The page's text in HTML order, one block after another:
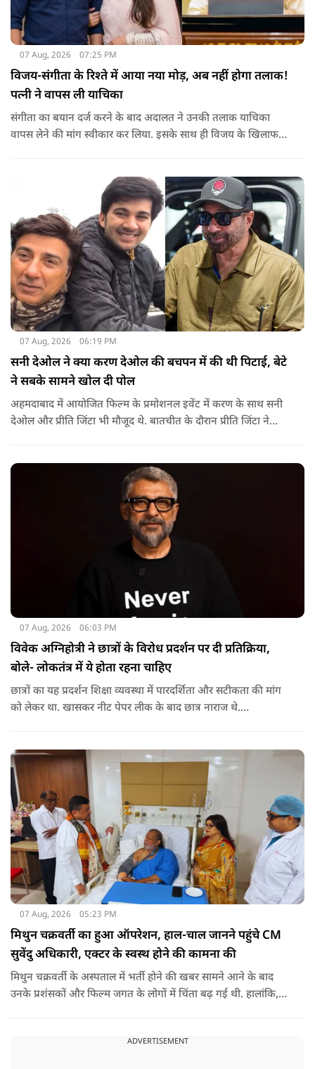
07 Aug, 2026 07:25 PM
विजय-संगीता के रिश्ते में आया नया मोड़, अब नहीं होगा तलाक!
पत्नी ने वापस ली याचिका
संगीता का बयान दर्ज करने के बाद अदालत ने उनकी तलाक याचिका
वापस लेने की मांग स्वीकार कर लिया. इसके साथ ही विजय के खिलाफ
07 Aug, 2026 06:19 PM
सनी देओल ने क्या करण देओल की बचपन में की थी पिटाई, बेटे
ने सबके सामने खोल दी पोल
अहमदाबाद में आयोजित फिल्म के प्रमोशनल इवेंट में करण के साथ सनी
देओल और प्रीति जिंटा भी मौजूद थे. बातचीत के दौरान प्रीति जिंटा ने
जवाब दिया.
07 Aug, 2026 06:03 PM
विवेक अग्निहोत्री ने छात्रों के विरोध प्रदर्शन पर दी प्रतिक्रिया,
बोले- लोकतंत्र में ये होता रहना चाहिए
छात्रों का यह प्रदर्शन शिक्षा व्यवस्था में पारदर्शिता और सटीकता की मांग
को लेकर था. खासकर नीट पेपर लीक के बाद छात्र नाराज थे.
07 Aug, 2026 05:23 PM
मिथुन चक्रवर्ती का हुआ ऑपरेशन, हाल-चाल जानने पहुंचे CM
सुवेंदु अधिकारी, एक्टर के स्वस्थ होने की कामना की
मिथुन चक्रवर्ती के अस्पताल में भर्ती होने की खबर सामने आने के बाद
उनके प्रशंसकों और फिल्म जगत के लोगों में चिंता बढ़ गई थी. हालांकि,
ADVERTISEMENT